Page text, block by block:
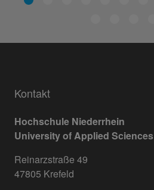
Kontakt
Hochschule Niederrhein
University of Applied Sciences
Reinarzstraße 49
47805 Krefeld